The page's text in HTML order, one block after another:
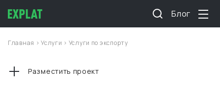
Блог
Главная >Услуги > Услуги по экспорту
Разместить проект